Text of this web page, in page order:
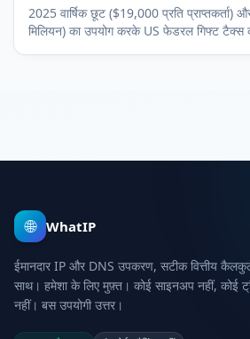
2025 वार्षिक छूट ($19,000 प्रति
मिलियन) का उपयोग करके US फेडरल गिफ्ट टैक्स
🌐 WhatIP
ईमानदार IP और DNS उपकरण, सटीक वित्तीय
साथ। हमेशा के लिए मुफ़्त। कोई साइनअप नहीं, कोई
नहीं। बस उपयोगी उत्तर।